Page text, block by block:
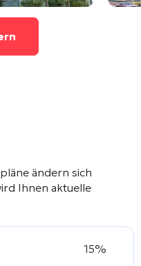
ändern sich
Ihnen aktuelle
15%